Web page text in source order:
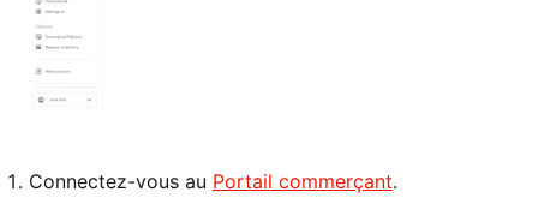
Connectez-vous au Portail commerçant.